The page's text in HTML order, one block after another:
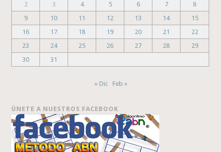
2
3 4 5 6 7
8
9
10 11 12 13 14
15
16
17 18 19 20 21
22
23
24 25 26 27 28
29
30
31
« Dic Feb »
ÚNETE A NUESTROS FACEBOOK